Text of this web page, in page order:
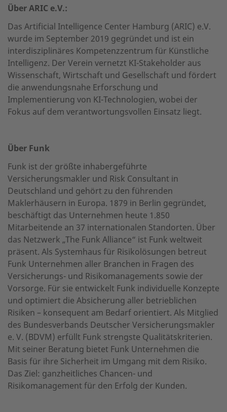
Über ARIC e.V.:
Das Artificial Intelligence Center Hamburg (ARIC) e.V.
wurde im September 2019 gegründet und ist ein
interdisziplinäres Kompetenzzentrum für Künstliche
Intelligenz. Der Verein vernetzt KI-Stakeholder aus
Wissenschaft, Wirtschaft und Gesellschaft und fördert
die anwendungsnahe Erforschung und
Implementierung von KI-Technologien, wobei der
Fokus auf dem verantwortungsvollen Einsatz liegt.
Über Funk
Funk ist der größte inhabergeführte
Versicherungsmakler und Risk Consultant in
Deutschland und gehört zu den führenden
Maklerhäusern in Europa. 1879 in Berlin gegründet,
beschäftigt das Unternehmen heute 1.850
Mitarbeitende an 37 internationalen Standorten. Über
das Netzwerk „The Funk Alliance“ ist Funk weltweit
präsent. Als Systemhaus für Risikolösungen betreut
Funk Unternehmen aller Branchen in Fragen des
Versicherungs- und Risikomanagements sowie der
Vorsorge. Für sie entwickelt Funk individuelle Konzepte
und optimiert die Absicherung aller betrieblichen
Risiken – konsequent am Bedarf orientiert. Als Mitglied
des Bundesverbands Deutscher Versicherungsmakler
e. V. (BDVM) erfüllt Funk strengste Qualitätskriterien.
Mit seiner Beratung bietet Funk Unternehmen die
Basis für ihre Sicherheit im Umgang mit dem Risiko.
Das Ziel: ganzheitliches Chancen- und
Risikomanagement für den Erfolg der Kunden.